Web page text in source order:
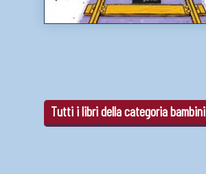
Tutti i libri della categoria bambini